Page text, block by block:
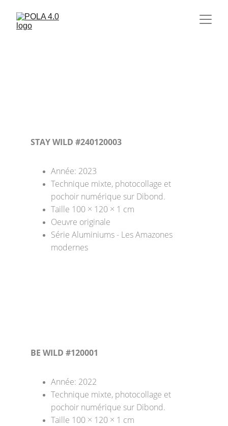
STAY WILD #240120003
Année: 2023
Technique mixte, photocollage et
pochoir numérique sur Dibond.
Taille 100 × 120 × 1 cm
Oeuvre originale
Série Aluminiums - Les Amazones
modernes
BE WILD #120001
Année: 2022
Technique mixte, photocollage et
pochoir numérique sur Dibond.
Taille 100 × 120 × 1 cm